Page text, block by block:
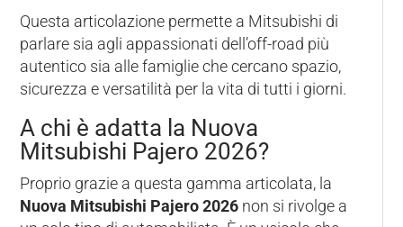
Questa articolazione permette a Mitsubishi di
parlare sia agli appassionati dell’off-road più
autentico sia alle famiglie che cercano spazio,
sicurezza e versatilità per la vita di tutti i giorni.
A chi è adatta la Nuova
Mitsubishi Pajero 2026?
Proprio grazie a questa gamma articolata, la
Nuova Mitsubishi Pajero 2026 non si rivolge a